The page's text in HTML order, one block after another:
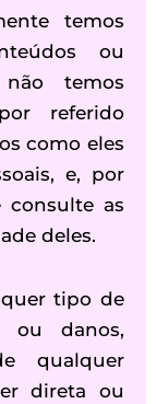
temos
ou
temos
referido
como eles
e, por
consulte as
deles.
tipo de
ou danos,
qualquer
direta ou